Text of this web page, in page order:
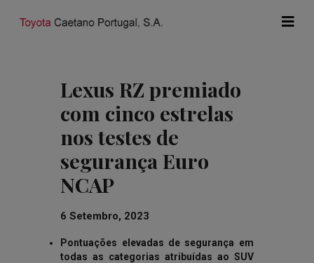
Lexus RZ premiado
com cinco estrelas
nos testes de
segurança Euro
NCAP
6 Setembro, 2023
Pontuações elevadas de segurança em
todas as categorias atribuídas ao SUV